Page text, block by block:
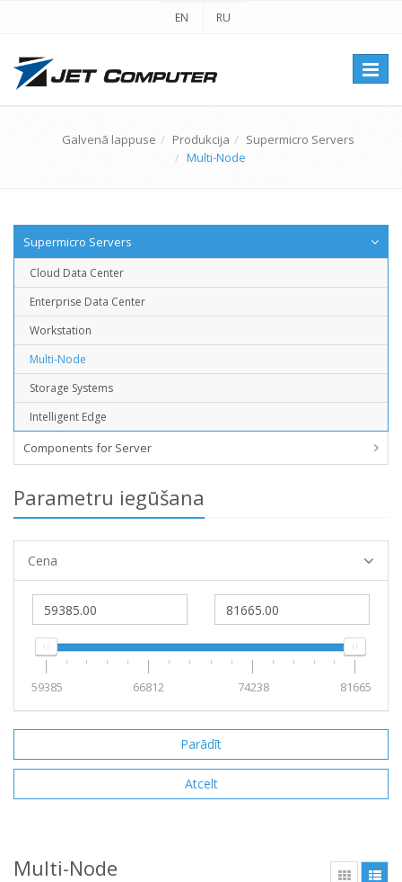
EN RU
Galvenā lappuse Produkcija
Supermicro Servers
Multi-Node
Supermicro Servers
Cloud Data Center
Enterprise Data Center
Workstation
Multi-Node
Storage Systems
Intelligent Edge
Components for Server
Parametru iegūšana
Cena
59385 66812 74238 81665
Multi-Node